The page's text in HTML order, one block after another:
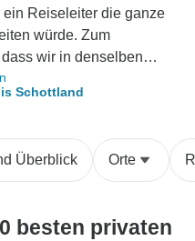
ganze
würde. Zum
wir in denselben
würden usw.
mit Uber
verlief die Reise gut.
Schottland
Überblick Orte
besten privaten